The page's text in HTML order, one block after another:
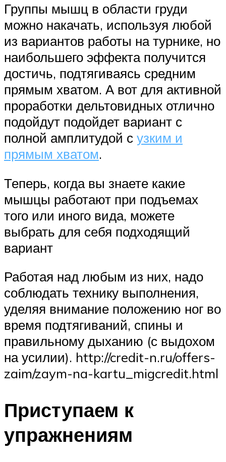
Группы мышц в области груди
можно накачать, используя любой
из вариантов работы на турнике, но
наибольшего эффекта получится
достичь, подтягиваясь средним
прямым хватом. А вот для активной
проработки дельтовидных отлично
подойдут подойдет вариант с
полной амплитудой с узким и
прямым хватом.
Теперь, когда вы знаете какие
мышцы работают при подъемах
того или иного вида, можете
выбрать для себя подходящий
вариант
Работая над любым из них, надо
соблюдать технику выполнения,
уделяя внимание положению ног во
время подтягиваний, спины и
правильному дыханию (с выдохом
на усилии). http://credit-n.ru/offers-
zaim/zaym-na-kartu_migcredit.html
Приступаем к
упражнениям